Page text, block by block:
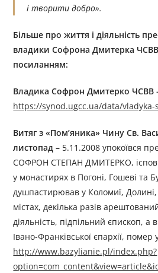
і творити добро».
Більше про життя і діяльність
владики Софрона Дмитерка
посиланням:
Владика Софрон Дмитерко ЧСВВ
https://synod.ugcc.ua/data/
Витяг з «Пом’яника» Чину Св.
листопад – 5.11.2008 упокоївся
СОФРОН СТЕПАН ДМИТЕРКО,
у монастирях в Погоні, Гошеві та
душпастирював у Коломиї,
містах, декілька разів
діяльність, підпільний єпископ, а
Івано-Франківської єпархії, помер
http://www.bazylianie.pl/index.php?